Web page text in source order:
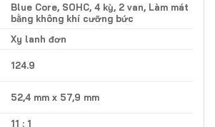
Blue Core, SOHC, 4 kỳ, 2 van, Làm mát
bằng không khí cưỡng bức
Xy lanh đơn
124.9
52,4 mm x 57,9 mm
11 : 1